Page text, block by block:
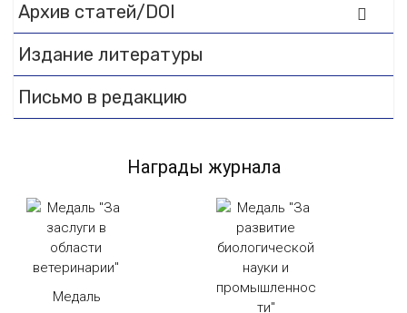
Архив статей/DOI
Издание литературы
Письмо в редакцию
Награды журнала
Медаль